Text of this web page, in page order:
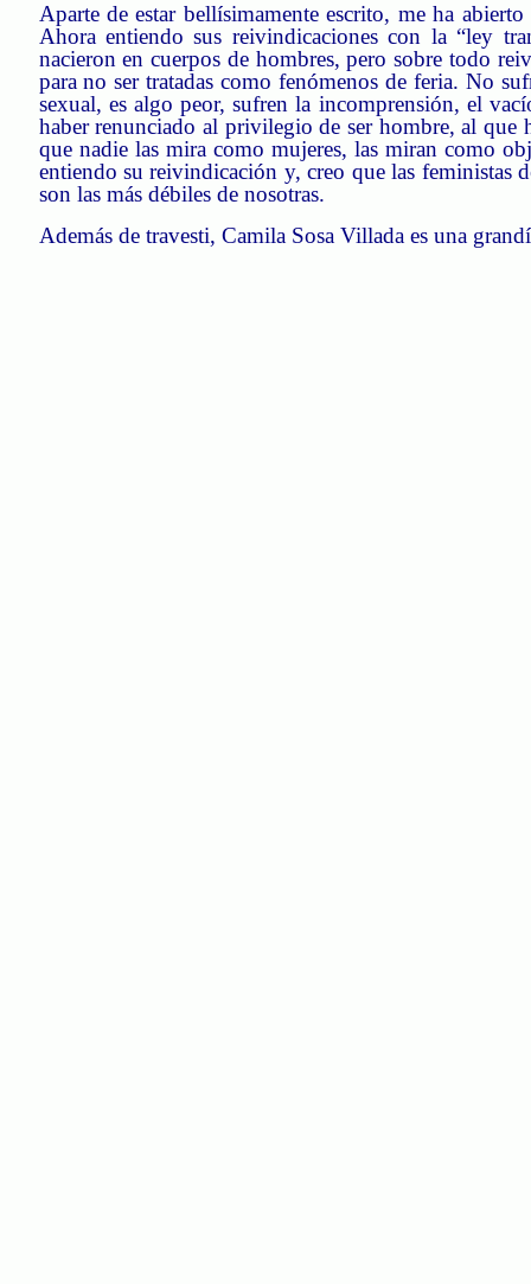
Aparte de estar bellísimamente escrito, me ha
Ahora entiendo sus reivindicaciones con la “ley
nacieron en cuerpos de hombres, pero sobre todo
para no ser tratadas como fenómenos de feria. No
sexual, es algo peor, sufren la incomprensión, el
haber renunciado al privilegio de ser hombre, al
que nadie las mira como mujeres, las miran como
entiendo su reivindicación y, creo que las feministas
son las más débiles de nosotras.
Además de travesti, Camila Sosa Villada es una